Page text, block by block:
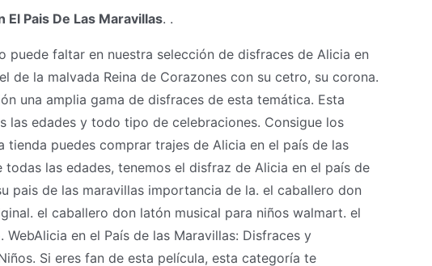
El Pais De Las Maravillas. .
puede faltar en nuestra selección de disfraces de Alicia en
de la malvada Reina de Corazones con su cetro, su corona.
una amplia gama de disfraces de esta temática. Esta
las edades y todo tipo de celebraciones. Consigue los
tienda puedes comprar trajes de Alicia en el país de las
todas las edades, tenemos el disfraz de Alicia en el país de
pais de las maravillas importancia de la. el caballero don
el caballero don latón musical para niños walmart. el
en el País de las Maravillas: Disfraces y
Si eres fan de esta película, esta categoría te